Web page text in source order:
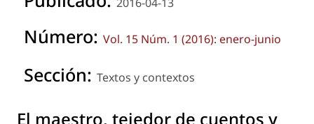
2016-04-13
Número: Vol. 15 Núm. 1 (2016): enero-junio
Sección: Textos y contextos
El maestro, tejedor de cuentos y